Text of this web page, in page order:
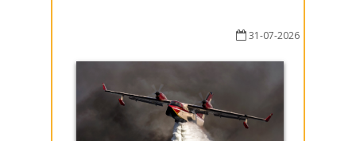
31-07-2026